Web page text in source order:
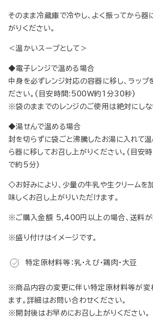
そのまま冷蔵庫で冷やし、よく振ってから器
がりください。
＜温かいスープとして＞
◆電子レンジで温める場合
中身を必ずレンジ対応の容器に移し、ラップ
ださい。(目安時間:500W約1分30秒)
※袋のままでのレンジのご使用は絶対にしな
◆湯せんで温める場合
封を切らずに袋ごと沸騰したお湯に入れて温
ら器に移してお召し上がりください。(目安
で約5分)
◇お好みにより、少量の牛乳や生クリームを
味しくお召し上がりいただけます。
※ご購入金額 5,400円以上の場合、送料が
※盛り付けはイメージです。
特定原材料等：乳・えび・鶏肉・大豆
※商品内容の変更に伴い特定原材料等が変
ます。詳細はお問い合わせください。
※開封後はお早めにお召し上がりください。